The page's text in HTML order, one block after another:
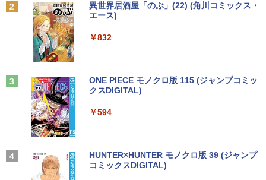
Anker Soundcore P31i ブラック
Anker Soundcore Liberty 5 ミッドナイトブ
ラック
￥14,990
【2026年アップグレード版】AOKIMI ワイヤ
レスイヤホン bluetooth イヤホン V12 小型
BRUCE WAYNE feat. Flo Milli, ATL Jacob
[Explicit]
￥250
On My Road (Stadium ver.)
On My Road (Stadium ver.)
by Amazon 天然水 ラベルレス 500ml ×24本
富士山の天然水 バナジウム含有 水 ミネラル
ットル (Smart Basic)
by Amazon 炭酸水 ラベルレス 500ml ×24本
art Basic)
by Amazon 天然水ラベルレス 2L×9本
異世界居酒屋「のぶ」(22) (角川コミックス・
エース)
￥832
ONE PIECE モノクロ版 115 (ジャンプコミッ
クスDIGITAL)
￥594
HUNTER×HUNTER モノクロ版 39 (ジャンプ
コミックスDIGITAL)